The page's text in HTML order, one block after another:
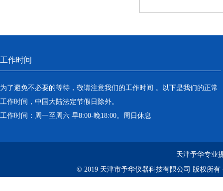
工作时间
为了避免不必要的等待，敬请注意我们的工作时间 。以下是我们的正常
工作时间，中国大陆法定节假日除外。
工作时间：周一至周六 早8:00-晚18:00。周日休息
天津予华专业
© 2019 天津市予华仪器科技有限公司 版权所有